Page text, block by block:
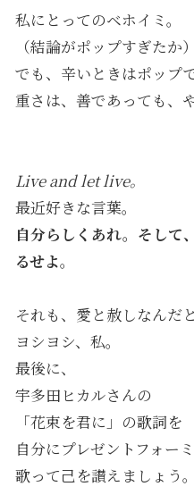
私にとってのベホイミ。
（結論がポップすぎたか）
でも、辛いときはポップ
重さは、善であっても、
Live and let live。
最近好きな言葉。
自分らしくあれ。そして
るせよ。
それも、愛と赦しなんだと
ヨシヨシ、私。
最後に、
宇多田ヒカルさんの
「花束を君に」の歌詞を
自分にプレゼントフォー
歌って己を讃えましょう。